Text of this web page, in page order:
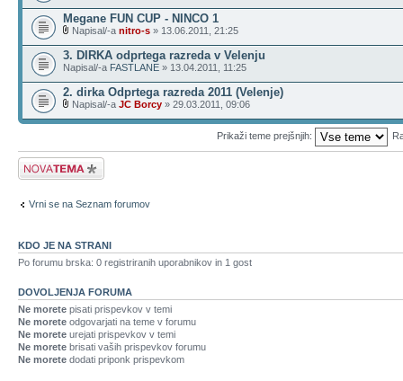
Megane FUN CUP - NINCO 1
Napisal/-a nitro-s » 13.06.2011, 21:25
3. DIRKA odprtega razreda v Velenju
Napisal/-a FASTLANE » 13.04.2011, 11:25
2. dirka Odprtega razreda 2011 (Velenje)
Napisal/-a JC Borcy » 29.03.2011, 09:06
Prikaži teme prejšnjih:
Napiši novo temo
Vrni se na Seznam forumov
KDO JE NA STRANI
Po forumu brska: 0 registriranih uporabnikov in 1 gost
DOVOLJENJA FORUMA
Ne morete pisati prispevkov v temi
Ne morete odgovarjati na teme v forumu
Ne morete urejati prispevkov v temi
Ne morete brisati vaših prispevkov forumu
Ne morete dodati priponk prispevkom